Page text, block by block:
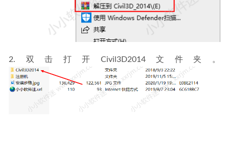
2.双击打开Civil3D2014文件夹。